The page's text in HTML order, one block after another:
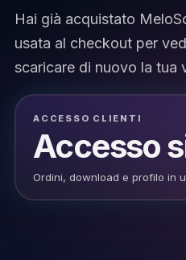
Hai già acquistato
usata al checkout per
scaricare di nuovo la tua
ACCESSO CLIENTI
Accesso
Ordini, download e profilo in